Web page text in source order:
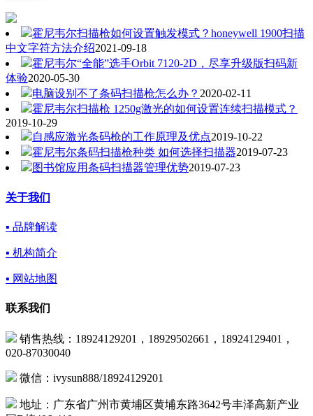
霍尼韦尔扫描枪如何设置触发模式？honeywell 1900扫描
中文字符方法介绍2021-09-18
霍尼韦尔“全能”选手Orbit 7120-2D，尽享升级版扫码新
体验2020-05-30
电脑设别不了条码扫描枪怎么办？ 2020-02-11
霍尼韦尔扫描枪 1250g激光的如何设置连续扫描模式？
2019-10-29
自感应激光条码枪的工作原理及优点2019-10-22
霍尼韦尔条码扫描枪种类 如何选择扫描器2019-07-23
图书馆应用条码扫描器管理优势2019-07-23
关于我们
▪ 品牌解读
▪ 机构简介
▪ 网站地图
联系我们
销售热线：18924129201，18929502661，18924129401，
020-87030040
微信：ivysun888/18924129201
地址：广东省广州市黄埔区黄埔东路3642号丰泽高新产业